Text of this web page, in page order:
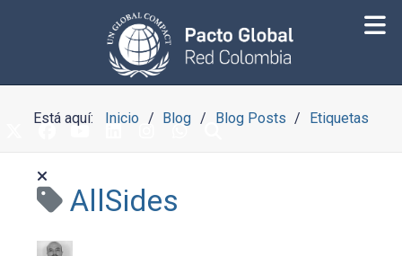
Está aquí: Inicio Blog Blog Posts Etiquetas
AllSides